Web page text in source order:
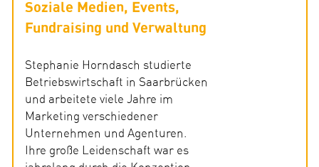
Soziale Medien, Events,
Fundraising und Verwaltung
Stephanie Horndasch studierte
Betriebswirtschaft in Saarbrücken
und arbeitete viele Jahre im
Marketing verschiedener
Unternehmen und Agenturen.
Ihre große Leidenschaft war es